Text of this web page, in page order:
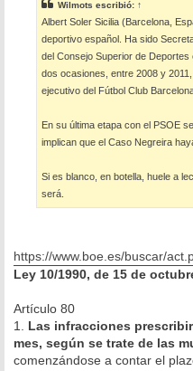
a
j
e
Wilmots escribió: ↑
Albert Soler Sicilia (Barcelona,
deportivo español. Ha sido
del Consejo Superior de
dos ocasiones, entre 2008 y
ejecutivo del Fútbol Club
En su última etapa con el PSOE
implican que el Caso Negreira
Si es blanco, en botella, huele a
será.
https://www.boe.es/buscar/
Ley 10/1990, de 15 de
Artículo 80
1. Las infracciones
mes, según se trate de las
comenzándose a contar el